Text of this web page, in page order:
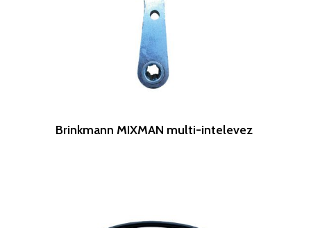
Leer Más
Brinkmann MIXMAN multi-intelevez